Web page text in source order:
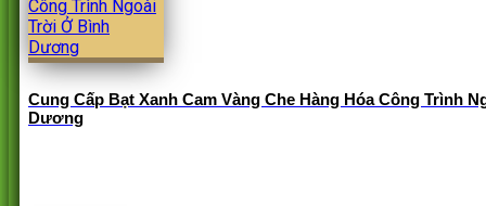
Cung Cấp Bạt Xanh Cam Vàng Che Hàng Hóa Công Trình
Dương